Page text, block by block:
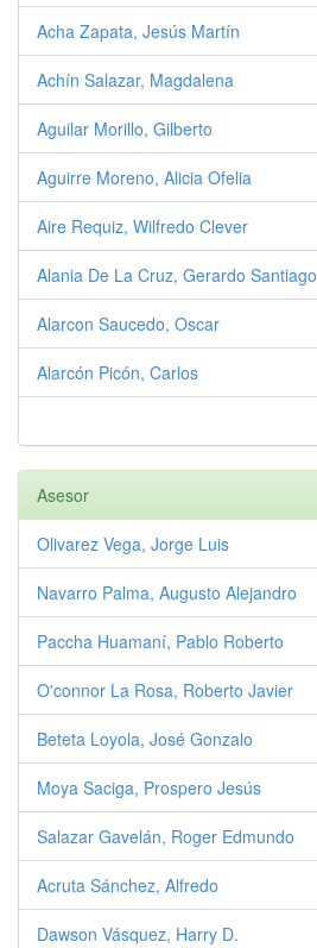
Acha Zapata, Jesús Martín
Achín Salazar, Magdalena
Aguilar Morillo, Gilberto
Aguirre Moreno, Alicia Ofelia
Aire Requiz, Wilfredo Clever
Alania De La Cruz, Gerardo Santiago
Alarcon Saucedo, Oscar
Alarcón Picón, Carlos
Asesor
Olivarez Vega, Jorge Luis
Navarro Palma, Augusto Alejandro
Paccha Huamaní, Pablo Roberto
O'connor La Rosa, Roberto Javier
Beteta Loyola, José Gonzalo
Moya Saciga, Prospero Jesús
Salazar Gavelán, Roger Edmundo
Acruta Sánchez, Alfredo
Dawson Vásquez, Harry D.